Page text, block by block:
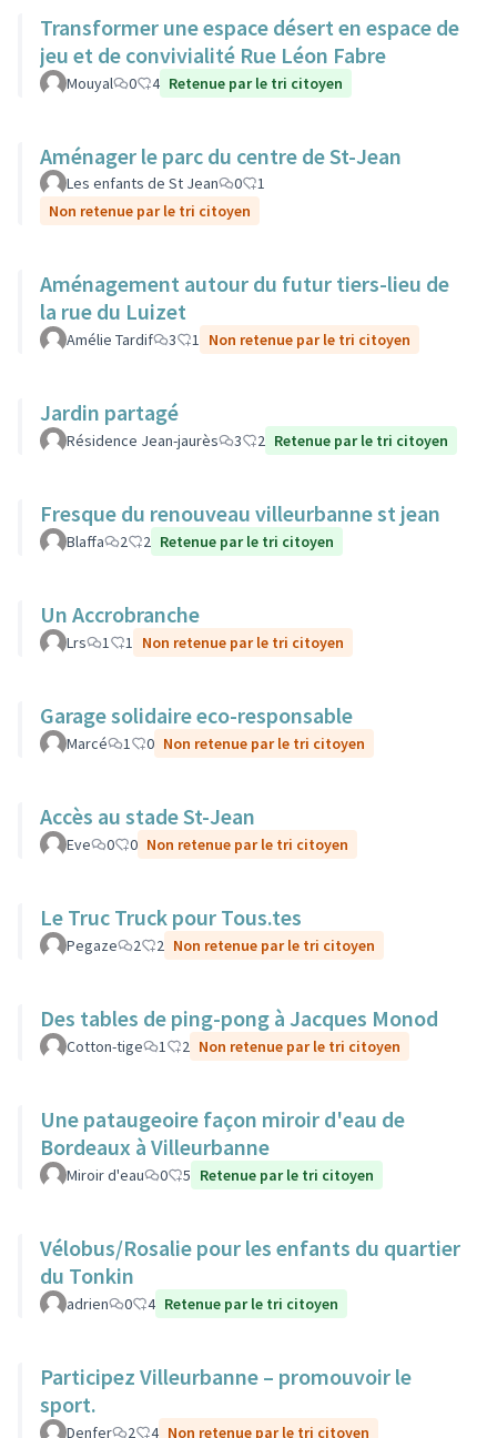
Transformer une espace désert en espace de
jeu et de convivialité Rue Léon Fabre
Mouyal 0 4 Retenue par le tri citoyen
Aménager le parc du centre de St-Jean
Les enfants de St Jean 0
1
Non retenue par le tri citoyen
Aménagement autour du futur tiers-lieu de
la rue du Luizet
Amélie Tardif 3 1 Non retenue par le tri citoyen
Jardin partagé
Résidence Jean-jaurès 3 2 Retenue par le tri citoyen
Fresque du renouveau villeurbanne st jean
Blaffa 2 2 Retenue par le tri citoyen
Un Accrobranche
Lrs 1 1 Non retenue par le tri citoyen
Garage solidaire eco-responsable
Marcé 1 0 Non retenue par le tri citoyen
Accès au stade St-Jean
Eve 0 0 Non retenue par le tri citoyen
Le Truc Truck pour Tous.tes
Pegaze 2 2 Non retenue par le tri citoyen
Des tables de ping-pong à Jacques Monod
Cotton-tige 1 2 Non retenue par le tri citoyen
Une pataugeoire façon miroir d'eau de
Bordeaux à Villeurbanne
Miroir d'eau 0 5 Retenue par le tri citoyen
Vélobus/Rosalie pour les enfants du quartier
du Tonkin
adrien 0 4 Retenue par le tri citoyen
Participez Villeurbanne – promouvoir le
sport.
Denfer 2 4 Non retenue par le tri citoyen